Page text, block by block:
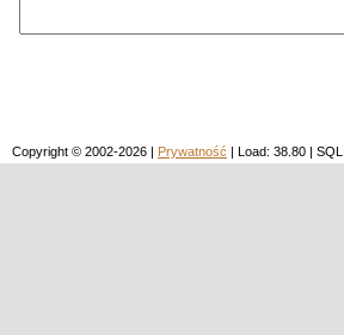
Copyright © 2002-2026 | Prywatność | Load: 38.80 |